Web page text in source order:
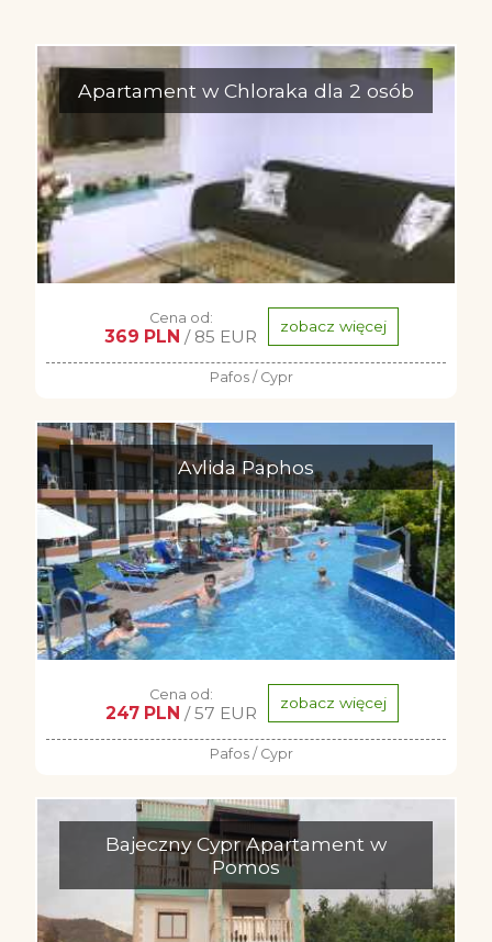
Apartament w Chloraka dla 2 osób
Cena od:
369 PLN / 85 EUR zobacz więcej
Pafos / Cypr
Avlida Paphos
Cena od:
247 PLN / 57 EUR zobacz więcej
Pafos / Cypr
Bajeczny Cypr Apartament w
Pomos